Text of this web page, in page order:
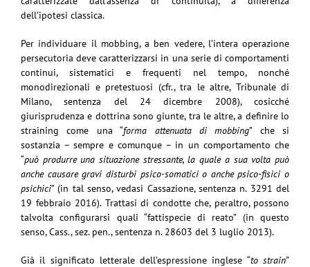
dell’ipotesi classica.
Per individuare il mobbing, a ben vedere, l’intera operazione
persecutoria deve caratterizzarsi in una serie di comportamenti
continui, sistematici e frequenti nel tempo, nonché
monodirezionali e pretestuosi (cfr., tra le altre, Tribunale di
Milano, sentenza del 24 dicembre 2008), cosicché
giurisprudenza e dottrina sono giunte, tra le altre, a definire lo
straining come una “forma attenuata di mobbing” che si
sostanzia – sempre e comunque – in un comportamento che
“può produrre una situazione stressante, la quale a sua volta può
anche causare gravi disturbi psico-somatici o anche psico-fisici o
psichici” (in tal senso, vedasi Cassazione, sentenza n. 3291 del
19 febbraio 2016). Trattasi di condotte che, peraltro, possono
talvolta configurarsi quali “fattispecie di reato” (in questo
senso, Cass., sez. pen., sentenza n. 28603 del 3 luglio 2013).
Già il significato letterale dell’espressione inglese “to strain”